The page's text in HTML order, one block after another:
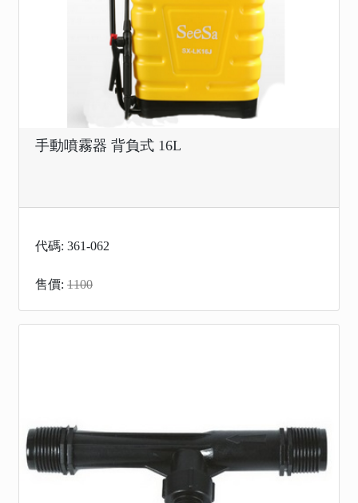
手動噴霧器 背負式 16L
代碼: 361-062
售價: 1100